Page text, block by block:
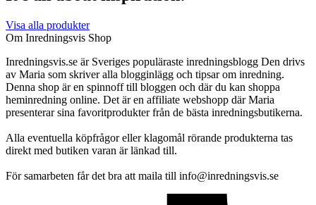
Visa alla produkter
Om Inredningsvis Shop
Inredningsvis.se är Sveriges populäraste inredningsblogg Den drivs
av Maria som skriver alla blogginlägg och tipsar om inredning.
Denna shop är en spinnoff till bloggen och där du kan shoppa
heminredning online. Det är en affiliate webshopp där Maria
presenterar sina favoritprodukter från de bästa inredningsbutikerna.
Alla eventuella köpfrågor eller klagomål rörande produkterna tas
direkt med butiken varan är länkad till.
För samarbeten får det bra att maila till info@inredningsvis.se